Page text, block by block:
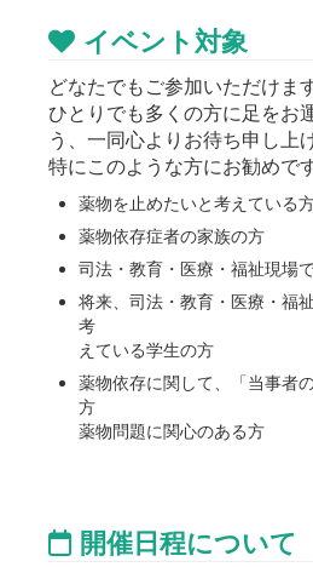
イベント対象
どなたでもご参加いただけます
ひとりでも多くの方に足をお
う、一同心よりお待ち申し上
特にこのような方にお勧めです
薬物を止めたいと考えている
薬物依存症者の家族の方
司法・教育・医療・福祉現場
将来、司法・教育・医療・福
考
えている学生の方
薬物依存に関して、「当事者
方
薬物問題に関心のある方
開催日程について